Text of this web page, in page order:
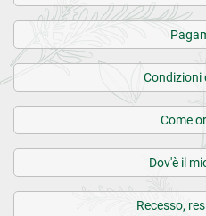
Condizioni
Come
Dov'è il
Recesso,